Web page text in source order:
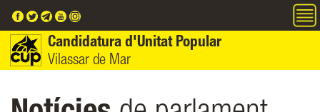
Candidatura d'Unitat Popular
Vilassar de Mar